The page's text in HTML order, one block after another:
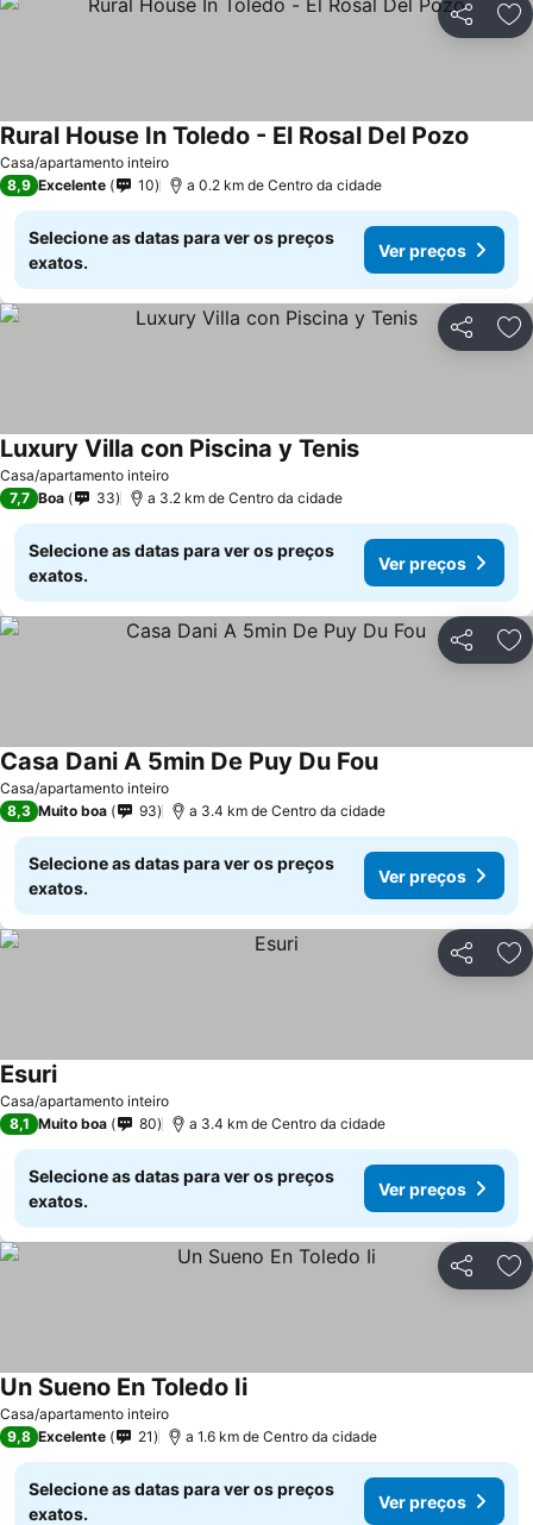
Partilhar
Casa/apartamento inteiro
Rural House In Toledo - El Rosal Del Pozo
8,9 Excelente 10 a 0.2 km de Centro da cidade
Selecione as datas para ver os preços
exatos.
Ver preços
Partilhar
Casa/apartamento inteiro
Luxury Villa con Piscina y Tenis
7,7 Boa 33 a 3.2 km de Centro da cidade
Selecione as datas para ver os preços
exatos.
Ver preços
Partilhar
Casa/apartamento inteiro
Casa Dani A 5min De Puy Du Fou
8,3 Muito boa 93 a 3.4 km de Centro da cidade
Selecione as datas para ver os preços
exatos.
Ver preços
Partilhar
Casa/apartamento inteiro
Esuri
8,1 Muito boa 80 a 3.4 km de Centro da cidade
Selecione as datas para ver os preços
exatos.
Ver preços
Partilhar
Casa/apartamento inteiro
Un Sueno En Toledo Ii
9,8 Excelente 21 a 1.6 km de Centro da cidade
Selecione as datas para ver os preços
exatos.
Ver preços